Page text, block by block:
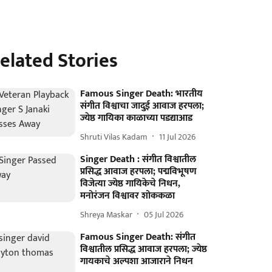
Stories
Famous Singer Death: भारतीय
संगीत विश्वाचा जादुई आवाज हरपला;
ज्येष्ठ गायिका काळाच्या पडद्याआड
Shruti Vilas Kadam 11 Jul 2026
Singer Death : संगीत विश्वातील
प्रसिद्ध आवाज हरपला; पद्मविभूषण
विजेत्या ज्येष्ठ गायिकेचे निधन,
मनोरंजन विश्वावर शोककळा
Shreya Maskar 05 Jul 2026
Famous Singer Death: संगीत
विश्वातील प्रसिद्ध आवाज हरपला; ज्येष्ठ
गायकाचे अल्पशा आजाराने निधन